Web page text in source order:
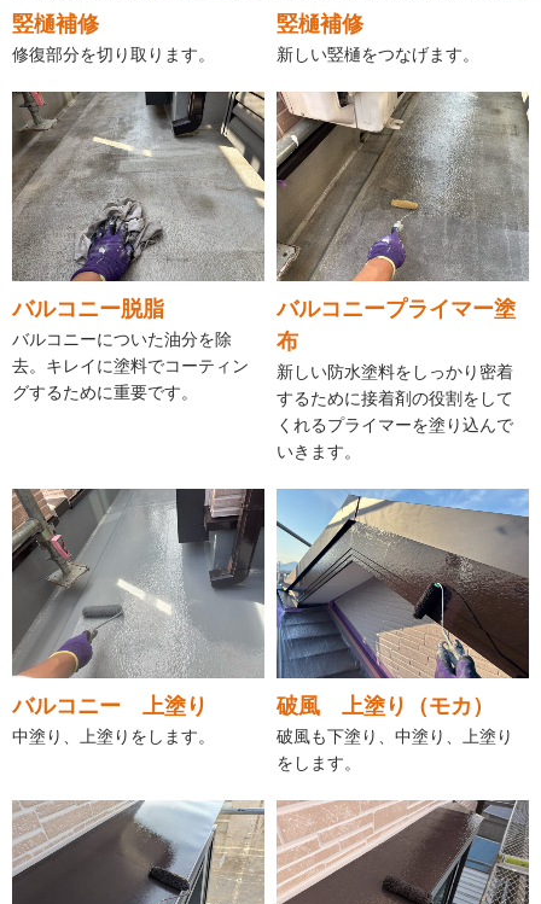
竪樋補修
修復部分を切り取ります。
竪樋補修
新しい竪樋をつなげます。
バルコニー脱脂
バルコニーについた油分を除
去。キレイに塗料でコーティン
グするために重要です。
バルコニープライマー塗
布
新しい防水塗料をしっかり密着
するために接着剤の役割をして
くれるプライマーを塗り込んで
いきます。
バルコニー 上塗り
中塗り、上塗りをします。
破風 上塗り（モカ）
破風も下塗り、中塗り、上塗り
をします。